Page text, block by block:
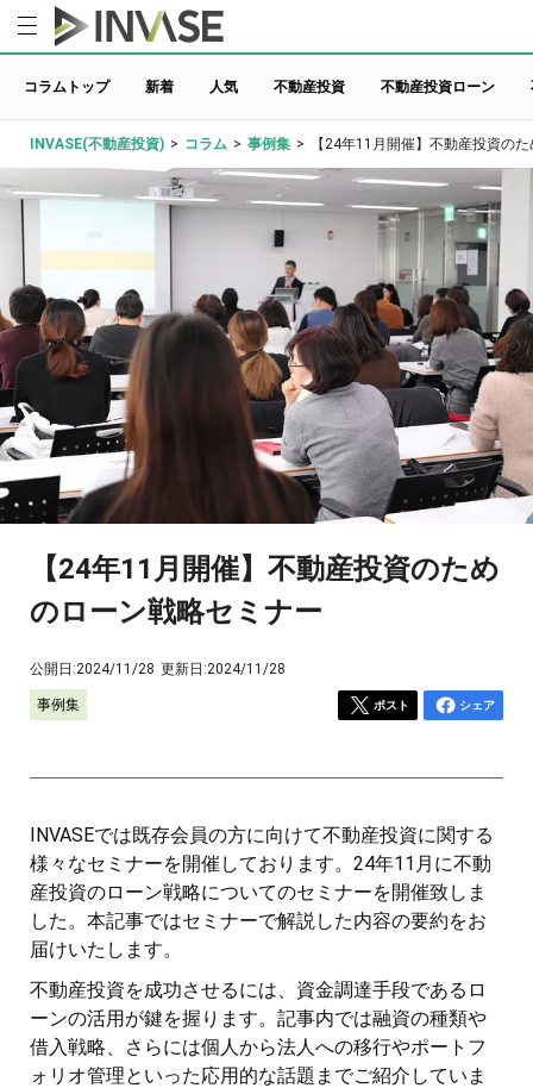
コラムトップ 新着 人気 不動産投資 不動産投資ローン
INVASE(不動産投資) > コラム > 事例集 > 【24年11月開催】不動産投資の
【24年11月開催】不動産投資のため
のローン戦略セミナー
公開日:2024/11/28 更新日:2024/11/28
事例集 ポスト シェア
INVASEでは既存会員の方に向けて不動産投資に関する
様々なセミナーを開催しております。24年11月に不動
産投資のローン戦略についてのセミナーを開催致しま
した。本記事ではセミナーで解説した内容の要約をお
届けいたします。
不動産投資を成功させるには、資金調達手段であるロ
ーンの活用が鍵を握ります。記事内では融資の種類や
借入戦略、さらには個人から法人への移行やポートフ
ォリオ管理といった応用的な話題までご紹介していま